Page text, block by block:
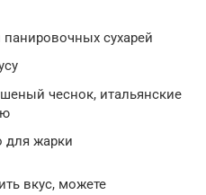
сухарей
чеснок, итальянские
для жарки
вкус, можете